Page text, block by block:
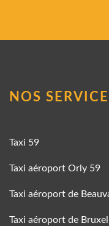
NOS
Taxi 59
Taxi aéroport Orly 59
Taxi aéroport de
Taxi aéroport de